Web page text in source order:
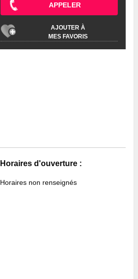
APPELER
AJOUTER À
MES FAVORIS
Horaires d'ouverture :
Horaires non renseignés